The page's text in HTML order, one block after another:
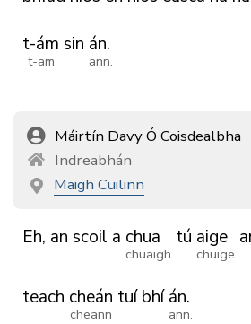
t-ám
t-am
sin án.
ann.
Máirtín Davy Ó Coisdealbha
Indreabhán
Maigh Cuilinn
Eh, an scoil a chua
chuaigh
tú aige
chuige
teach cheán
cheann
tuí bhí án.
ann.